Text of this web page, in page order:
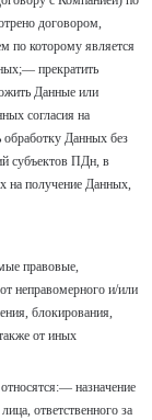
договором,
по которому является
прекратить
Данные или
согласия на
обработку Данных без
субъектов ПДн, в
на получение Данных,
правовые,
неправомерного и/или
блокирования,
от иных
назначение
ответственного за